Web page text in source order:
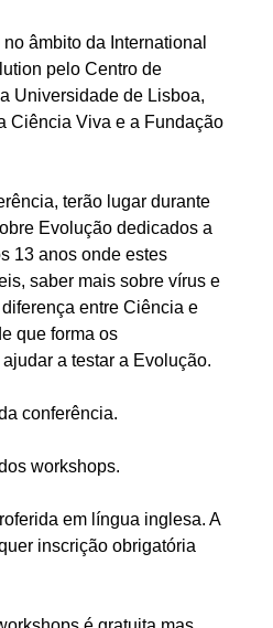
âmbito da International
pelo Centro de
Universidade de Lisboa,
Ciência Viva e a Fundação
terão lugar durante
Evolução dedicados a
13 anos onde estes
saber mais sobre vírus e
entre Ciência e
que forma os
a testar a Evolução.
conferência.
workshops.
em língua inglesa. A
inscrição obrigatória